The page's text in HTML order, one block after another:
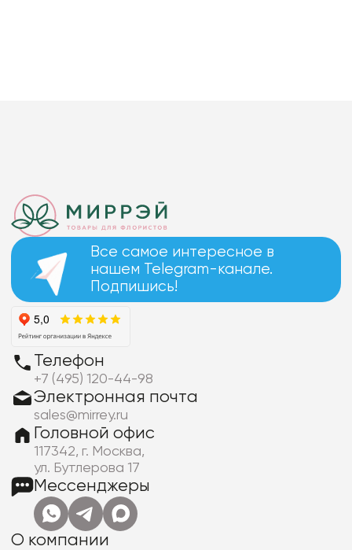
Все самое интересное в
нашем Telegram-канале.
Подпишись!
Телефон
+7 (495) 120-44-98
Электронная почта
sales@mirrey.ru
Головной офис
117342, г. Москва,
ул. Бутлерова 17
Мессенджеры
О компании